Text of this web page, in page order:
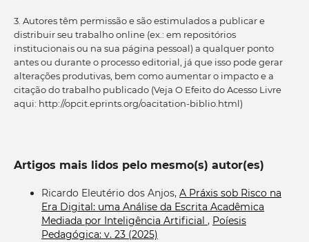
3. Autores têm permissão e são estimulados a publicar e
distribuir seu trabalho online (ex.: em repositórios
institucionais ou na sua página pessoal) a qualquer ponto
antes ou durante o processo editorial, já que isso pode gerar
alterações produtivas, bem como aumentar o impacto e a
citação do trabalho publicado (Veja O Efeito do Acesso Livre
aqui: http://opcit.eprints.org/oacitation-biblio.html)
Artigos mais lidos pelo mesmo(s) autor(es)
Ricardo Eleutério dos Anjos, A Práxis sob Risco na
Era Digital: uma Análise da Escrita Acadêmica
Mediada por Inteligência Artificial , Poíesis
Pedagógica: v. 23 (2025)